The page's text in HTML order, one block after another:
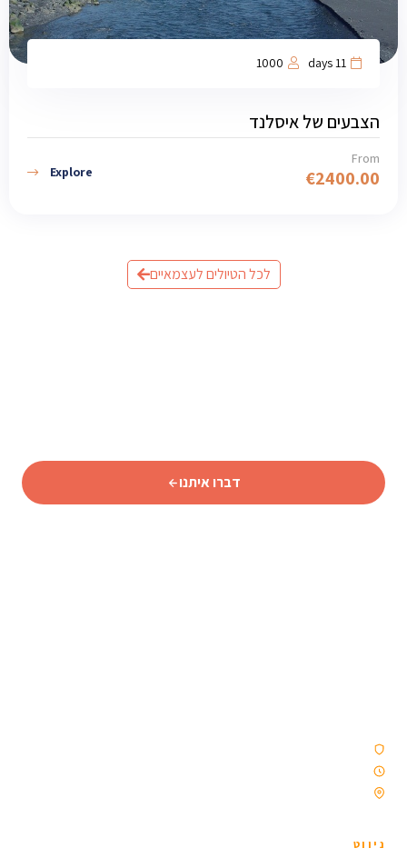
11 days
1000
הצבעים של איסלנד
From
€2400.00
Explore
לכל הטיולים לעצמאיים
דברו איתנו
סוכנות נסיעות מורשית
פועלים מאז 2009
ממוקמת ברייקיאוויק, איסלנד
ניווט